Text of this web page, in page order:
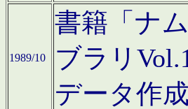
1989/10
書籍「ナ
ブラリ
データ作